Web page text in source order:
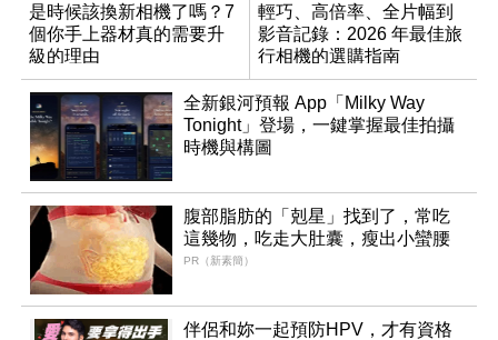
是時候該換新相機了嗎？7
個你手上器材真的需要升
級的理由
輕巧、高倍率、全片幅到
影音記錄：2026 年最佳旅
行相機的選購指南
全新銀河預報 App「Milky Way
Tonight」登場，一鍵掌握最佳拍攝
時機與構圖
腹部脂肪的「剋星」找到了，常吃
這幾物，吃走大肚囊，瘦出小蠻腰
PR（新素簡）
伴侶和妳一起預防HPV，才有資格